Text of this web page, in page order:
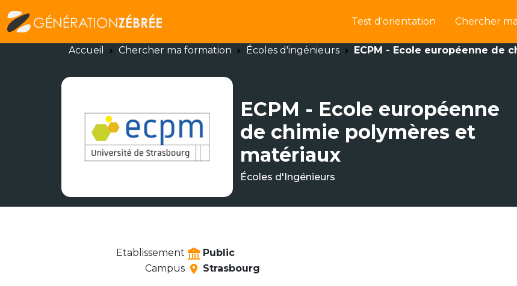
Test d'orientation Chercher
Accueil Chercher ma formation Écoles d'ingénieurs ECPM - Ecole européenne de
ECPM - Ecole européenne
de chimie polymères et
matériaux
Écoles d'Ingénieurs
Etablissement
Public
Campus
Strasbourg